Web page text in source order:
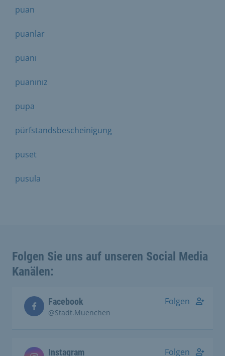
puan
puanlar
puanı
puanınız
pupa
pürfstandsbescheinigung
puset
pusula
Folgen Sie uns auf unseren Social Media
Kanälen:
Facebook
@Stadt.Muenchen
Folgen
Instagram Folgen